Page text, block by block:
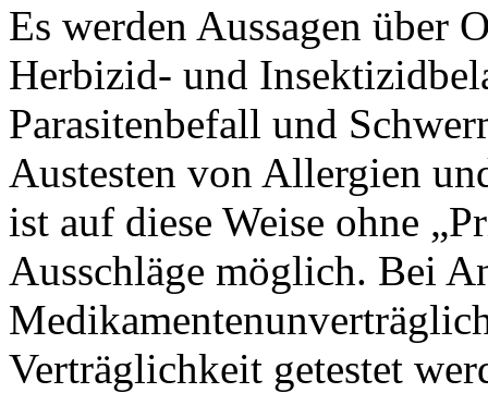
Es werden Aussagen über
Herbizid- und
Parasitenbefall und
Austesten von Allergien
ist auf diese Weise ohne
Ausschläge möglich. Bei
Verträglichkeit getestet